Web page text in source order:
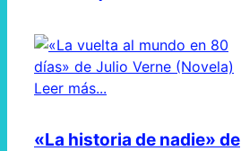
Leer más...
«La historia de nadie» de